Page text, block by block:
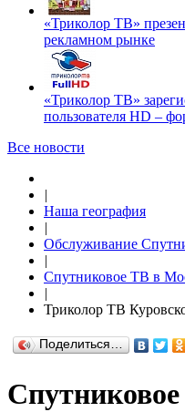
«Триколор ТВ»
рекламном рынке
«Триколор ТВ»
пользователя HD –
Все новости
|
Наша география
|
Обслуживание
|
Спутниковое ТВ в
|
Триколор ТВ
Поделиться…